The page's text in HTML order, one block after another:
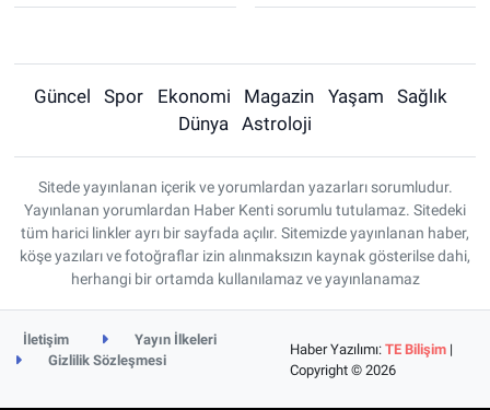
Güncel Spor Ekonomi Magazin Yaşam
Sağlık
Dünya
Astroloji
Sitede yayınlanan içerik ve yorumlardan yazarları sorumludur.
Yayınlanan yorumlardan Haber Kenti sorumlu tutulamaz. Sitedeki
tüm harici linkler ayrı bir sayfada açılır. Sitemizde yayınlanan haber,
köşe yazıları ve fotoğraflar izin alınmaksızın kaynak gösterilse dahi,
herhangi bir ortamda kullanılamaz ve yayınlanamaz
İletişim
Yayın İlkeleri
Gizlilik Sözleşmesi
Haber Yazılımı:TE Bilişim |
Copyright © 2026